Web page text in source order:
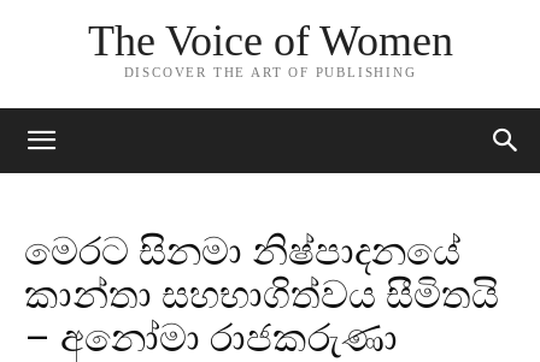
The Voice of Women
DISCOVER THE ART OF PUBLISHING
මෙරට සිනමා නිෂ්පාදනයේ
කාන්තා සහභාගිත්වය සීමිතයි
– අනෝමා රාජකරුණා